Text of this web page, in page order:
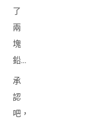
了
兩
塊
鉛…
承
認
吧，